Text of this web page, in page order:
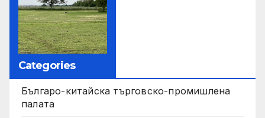
Categories
Българо-китайска търговско-промишлена
палата